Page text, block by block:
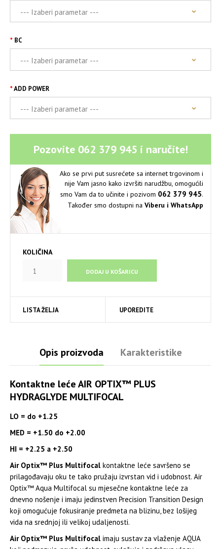
BC
ADD POWER
Pozovite 062 379 945 i naručite!
Ako se prvi put susrećete sa internet trgovinom i
nije Vam jasno kako izvršiti narudžbu, omogućili
smo Vam da to učinite i pozivom 062 379 945.
Također smo dostupni na Viberu i WhatsApp
KOLIČINA
LISTA ŽELJA UPOREDITE
Opis proizvoda Karakteristike
Kontaktne leće AIR OPTIX™ PLUS
HYDRAGLYDE MULTIFOCAL
LO = do +1.25
MED = +1.50 do +2.00
HI = +2.25 a +2.50
Air Optix™ Plus Multifocal kontaktne leće savršeno se
prilagođavaju oku te tako pružaju izvrstan vid i udobnost. Air
Optix™ Aqua Multifocal su mjesečne kontaktne leće za
dnevno nošenje i imaju jedinstven Precision Transition Design
koji omogućuje fokusiranje predmeta na blizinu, bez lošijeg
vida na srednjoj ili velikoj udaljenosti.
Air Optix™ Plus Multifocal imaju sustav za vlaženje AQUA